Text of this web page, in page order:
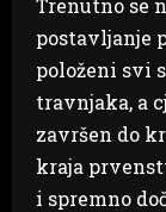
postavljanje
položeni svi
travnjaka, a
završen do
kraja
i spremno